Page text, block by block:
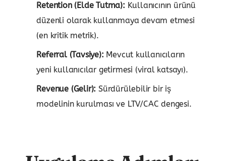
Retention (Elde Tutma): Kullanıcının ürünü
düzenli olarak kullanmaya devam etmesi
(en kritik metrik).
Referral (Tavsiye): Mevcut kullanıcıların
yeni kullanıcılar getirmesi (viral katsayı).
Revenue (Gelir): Sürdürülebilir bir iş
modelinin kurulması ve LTV/CAC dengesi.